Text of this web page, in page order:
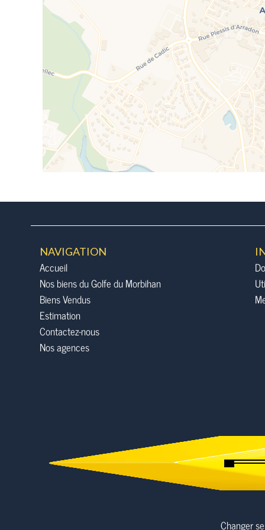
NAVIGATION
Accueil
Nos biens du Golfe du Morbihan
Biens Vendus
Estimation
Contactez-nous
Nos agences
Changer